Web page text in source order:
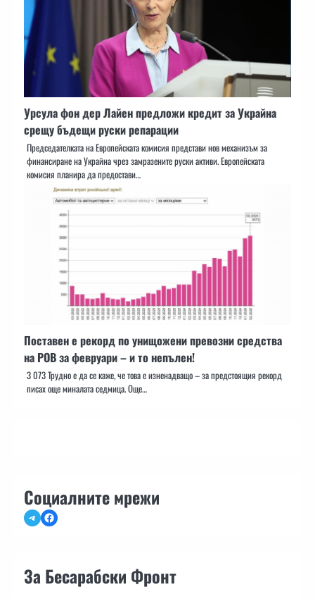
Урсула фон дер Лайен предложи кредит за Украйна
срещу бъдещи руски репарации
Председателката на Европейската комисия представи нов механизъм за
финансиране на Украйна чрез замразените руски активи. Европейската
комисия планира да предостави…
Поставен е рекорд по унищожени превозни средства
на РОВ за февруари – и то непълен!
3 073 Трудно е да се каже, че това е изненадващо – за предстоящия рекорд
писах още миналата седмица. Още…
Социалните мрежи
TelegramFacebook
За Бесарабски Фронт